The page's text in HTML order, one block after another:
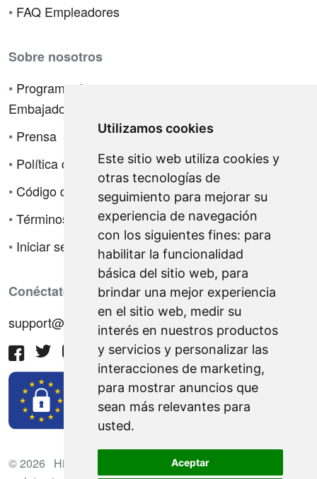
Utilizamos cookies
Este sitio web utiliza cookies y
otras tecnologías de
seguimiento para mejorar su
experiencia de navegación
con los siguientes fines: para
habilitar la funcionalidad
básica del sitio web, para
brindar una mejor experiencia
en el sitio web, medir su
interés en nuestros productos
y servicios y personalizar las
interacciones de marketing,
para mostrar anuncios que
sean más relevantes para
usted.
Aceptar
• FAQ Empleadores
Sobre nosotros
• Programa de
Embajadores
• Prensa
• Política de privacidad
• Código de ética
•Términos de venta
• Iniciar sesión
Conéctate con nosotros
support@hiringnotes.com
© 2026 Hiring Notes. Plataforma internacional de